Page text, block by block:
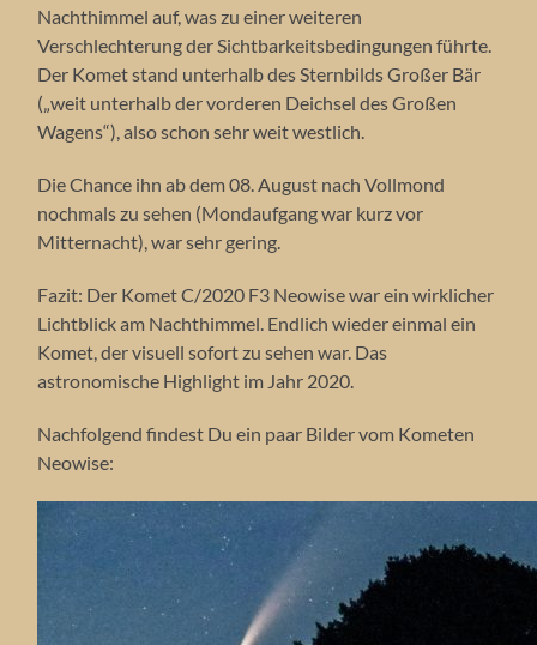
Nachthimmel auf, was zu einer weiteren
Verschlechterung der Sichtbarkeitsbedingungen führte.
Der Komet stand unterhalb des Sternbilds Großer Bär
(„weit unterhalb der vorderen Deichsel des Großen
Wagens“), also schon sehr weit westlich.
Die Chance ihn ab dem 08. August nach Vollmond
nochmals zu sehen (Mondaufgang war kurz vor
Mitternacht), war sehr gering.
Fazit: Der Komet C/2020 F3 Neowise war ein wirklicher
Lichtblick am Nachthimmel. Endlich wieder einmal ein
Komet, der visuell sofort zu sehen war. Das
astronomische Highlight im Jahr 2020.
Nachfolgend findest Du ein paar Bilder vom Kometen
Neowise: